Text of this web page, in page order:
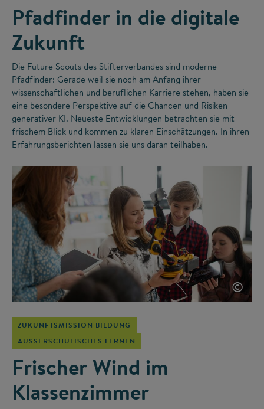
Pfadfinder in die digitale
Zukunft
Die Future Scouts des Stifterverbandes sind moderne
Pfadfinder: Gerade weil sie noch am Anfang ihrer
wissenschaftlichen und beruflichen Karriere stehen, haben sie
eine besondere Perspektive auf die Chancen und Risiken
generativer KI. Neueste Entwicklungen betrachten sie mit
frischem Blick und kommen zu klaren Einschätzungen. In ihren
Erfahrungsberichten lassen sie uns daran teilhaben.
©
ZUKUNFTSMISSION BILDUNG
AUSSERSCHULISCHES LERNEN
Frischer Wind im
Klassenzimmer